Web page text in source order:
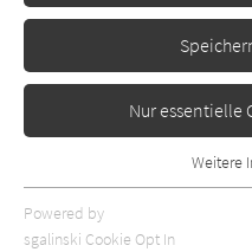
Nur essentielle
Essentielle Cookies werden für
Webseite benötigt. Dadurch ist
Weitere
Powered by
sgalinski Cookie Opt In